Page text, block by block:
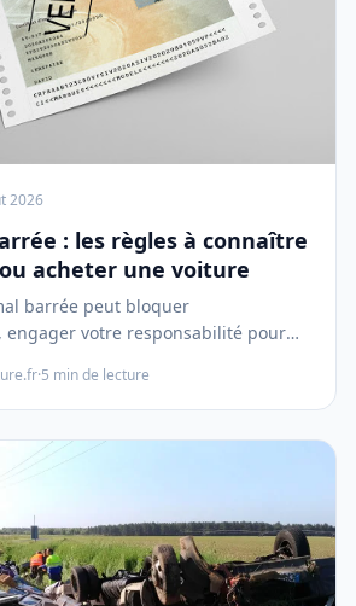
2026
: les règles à connaître
acheter une voiture
barrée peut bloquer
votre responsabilité pour
obligatoires, délais, coin
d'emploi complet.
·5 min de lecture